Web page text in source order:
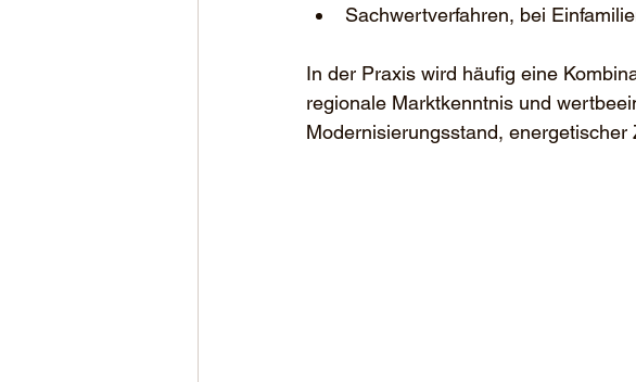
Sachwertverfahren, bei
In der Praxis wird häufig eine
regionale Marktkenntnis und
Modernisierungsstand,